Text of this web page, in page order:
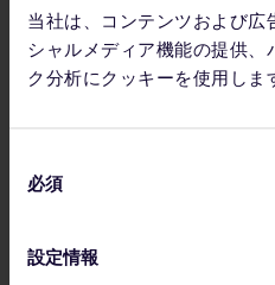
当社は、コンテンツおよび広
シャルメディア機能の提供、
ク分析にクッキーを使用しま
必須
設定情報
パートナ